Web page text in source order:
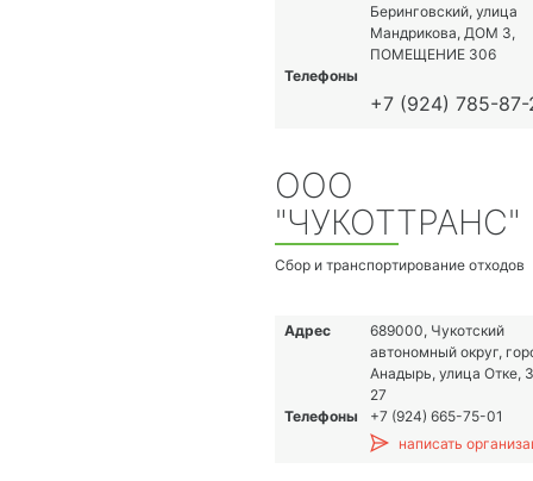
Беринговский, улица
Мандрикова, ДОМ 3,
ПОМЕЩЕНИЕ 306
Телефоны
+7 (924) 785-87-
ООО
"ЧУКОТТРАНС"
Сбор и транспортирование отходов
Адрес
689000, Чукотский
автономный округ,
Анадырь, улица Отке,
27
Телефоны
+7 (924) 665-75-01
написать